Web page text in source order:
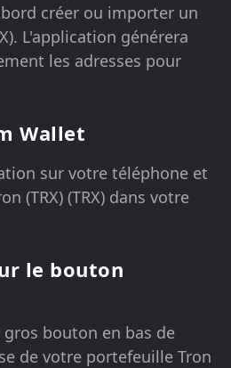
créer ou importer un
L'application générera
les adresses pour
Wallet
sur votre téléphone et
(TRX) (TRX) dans votre
le bouton
gros bouton en bas de
de votre portefeuille Tron